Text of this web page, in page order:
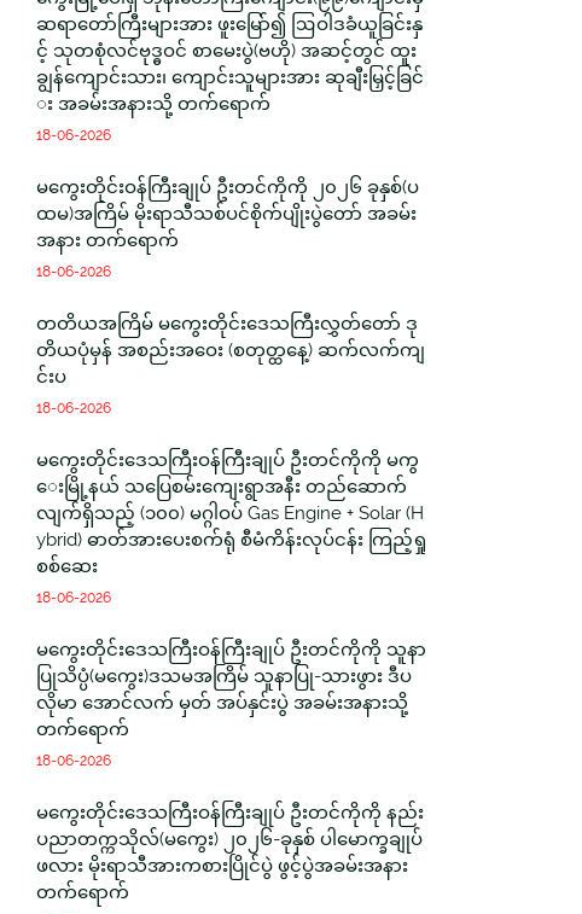
ဆရာတော်ကြီးများအား ဖူးမြော်၍ ဩဝါဒခံယူခြင်းနှ
င့် သုတစုံလင်ဗုဒ္ဓဝင် စာမေးပွဲ(ဗဟို) အဆင့်တွင် ထူး
ချွန်ကျောင်းသား၊ ကျောင်းသူများအား ဆုချီးမြှင့်ခြင်
း အခမ်းအနားသို့ တက်ရောက်
18-06-2026
မကွေးတိုင်းဝန်ကြီးချုပ် ဦးတင်ကိုကို ၂၀၂၆ ခုနှစ်(ပ
ထမ)အကြိမ် မိုးရာသီသစ်ပင်စိုက်ပျိုးပွဲတော် အခမ်း
အနား တက်ရောက်
18-06-2026
တတိယအကြိမ် မကွေးတိုင်းဒေသကြီးလွှတ်တော် ဒု
တိယပုံမှန် အစည်းအဝေး (စတုတ္ထနေ့) ဆက်လက်ကျ
င်းပ
18-06-2026
မကွေးတိုင်းဒေသကြီးဝန်ကြီးချုပ် ဦးတင်ကိုကို မကွ
ေးမြို့နယ် သပြေစမ်းကျေးရွာအနီး တည်ဆောက်
လျက်ရှိသည့် (၁၀၀) မဂ္ဂါဝပ် Gas Engine + Solar (H
ybrid) ဓာတ်အားပေးစက်ရုံ စီမံကိန်းလုပ်ငန်း ကြည့်ရှု
စစ်ဆေး
18-06-2026
မကွေးတိုင်းဒေသကြီးဝန်ကြီးချုပ် ဦးတင်ကိုကို သူနာ
ပြုသိပ္ပံ(မကွေး)ဒသမအကြိမ် သူနာပြု-သားဖွား ဒီပ
လိုမာ အောင်လက် မှတ် အပ်နှင်းပွဲ အခမ်းအနားသို့
တက်ရောက်
18-06-2026
မကွေးတိုင်းဒေသကြီးဝန်ကြီးချုပ် ဦးတင်ကိုကို နည်း
ပညာတက္ကသိုလ်(မကွေး) ၂၀၂၆-ခုနှစ် ပါမောက္ခချုပ်
ဖလား မိုးရာသီအားကစားပြိုင်ပွဲ ဖွင့်ပွဲအခမ်းအနား
တက်ရောက်